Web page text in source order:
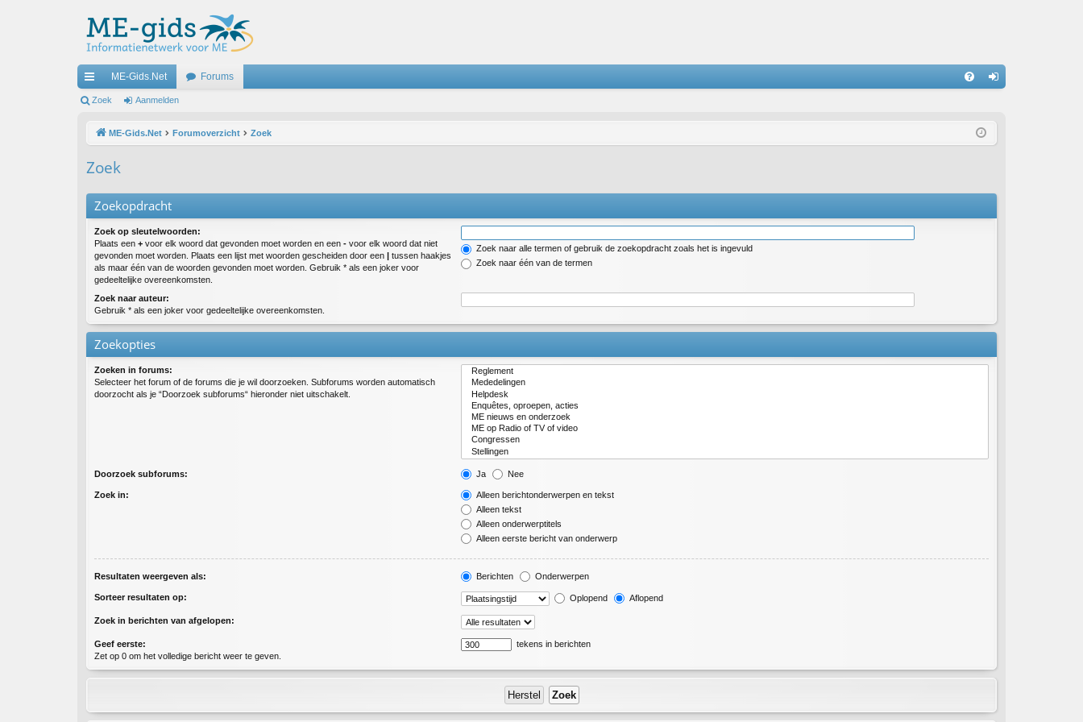
ne
ks
ME-Gids.Net Forums
m
n
Zoek Aanmelden
ME-Gids.Net Forumoverzicht Zoek
Zoek
Zoekopdracht
Zoek op sleutelwoorden:
Plaats een + voor elk woord dat gevonden moet worden en een - voor elk woord dat niet
gevonden moet worden. Plaats een lijst met woorden gescheiden door een | tussen haakjes
als maar één van de woorden gevonden moet worden. Gebruik * als een joker voor
gedeeltelijke overeenkomsten.
Zoek naar alle termen of gebruik de zoekopdracht zoals het is ingevuld
Zoek naar één van de termen
Zoek naar auteur:
Gebruik * als een joker voor gedeeltelijke overeenkomsten.
Zoekopties
Zoeken in forums:
Selecteer het forum of de forums die je wil doorzoeken. Subforums worden automatisch
doorzocht als je “Doorzoek subforums“ hieronder niet uitschakelt.
Doorzoek subforums: Ja Nee
Zoek in:
Alleen berichtonderwerpen en tekst
Alleen tekst
Alleen onderwerptitels
Alleen eerste bericht van onderwerp
Resultaten weergeven als: Berichten Onderwerpen
Sorteer resultaten op: Oplopend Aflopend
Zoek in berichten van afgelopen:
Geef eerste:
Zet op 0 om het volledige bericht weer te geven.
tekens in berichten